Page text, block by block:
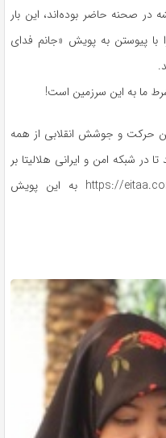
در صحنه حاضر بوده‌اند، این بار
پیوستن به پویش «جانم فدای
ما به این سرزمین است!
حرکت و جوشش انقلابی از همه
در شبکه امن و ایرانی هلالیتا بر
به آدرس https://eitaa.com/helaal_ahmar به این پویش